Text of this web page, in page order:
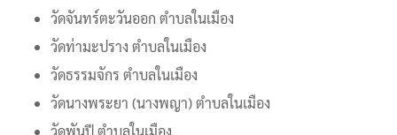
วัดจันทร์ตะวันออก ตำบลในเมือง
วัดท่ามะปราง ตำบลในเมือง
วัดธรรมจักร ตำบลในเมือง
วัดนางพระยา (นางพญา) ตำบลในเมือง
วัดพันปี ตำบลในเมือง